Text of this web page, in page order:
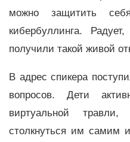
можно защитить
кибербуллинга.
получили такой живой
В адрес спикера
вопросов. Дети
виртуальной
столкнуться им самим